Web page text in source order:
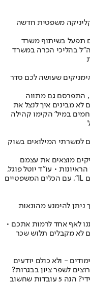
משפטית חדשה
תפעל בשיתוף משרד
בהליכי הכרה במשרד
שעושה לכם סדר
התפרסם גם מתווה
מבינים איך לנצל את
במיל' הקימו קהילה
למשרתי המילואים בשוק
מוצאים את עצמם
• עו"ד יוטל פוגל,
מומחית לדיני עבודה ומנטורית באתר "דרושים IL", עם הכלים המשפטיים
ניתן להימנע מהונאות
לאף אחד לרמות אתכם •
לא מקבלים תלוש שכר
לשפר ציון בבגרות?
מרגישים שמעמיסים עליכם בלימודים יותר מידי? הנה 5 עובדות שחשוב